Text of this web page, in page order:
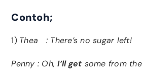
Contoh;
1) Thea : There’s no sugar left!
Penny : Oh,I’ll get some from